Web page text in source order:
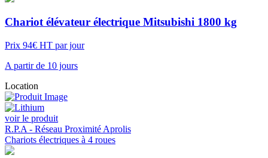
Chariot élévateur électrique Mitsubishi 1800 kg
Prix 94€ HT par jour
A partir de 10 jours
Location
voir le produit
R.P.A - Réseau Proximité Aprolis
Chariots électriques à 4 roues